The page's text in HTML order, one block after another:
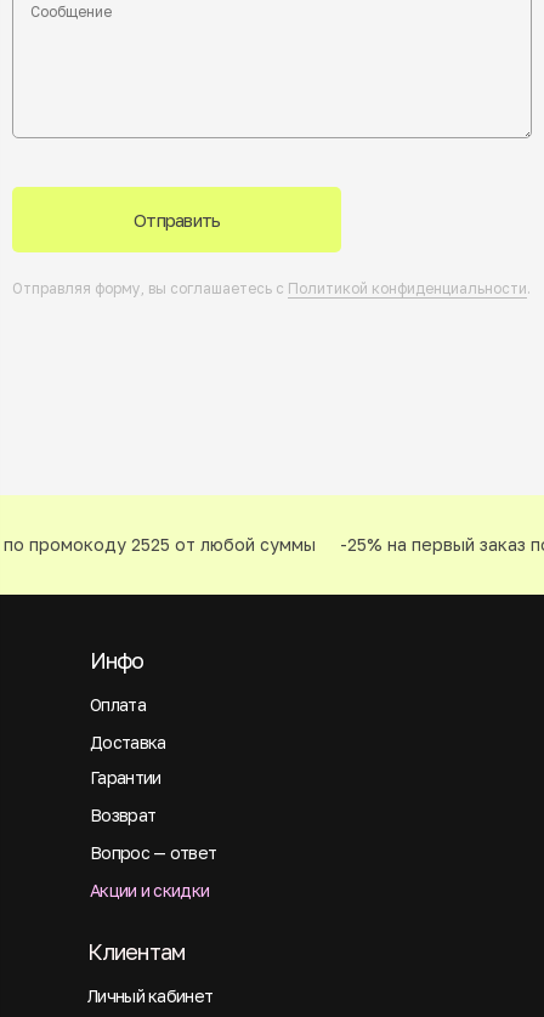
Отправить
Отправляя форму, вы соглашаетесь с Политикой конфиденциальности.
промокоду 2525 от любой суммы -25% на первый заказ
Оплата
Инфо
Доставка
Гарантии
Возврат
Вопрос — ответ
Акции и скидки
Личный кабинет
Клиентам